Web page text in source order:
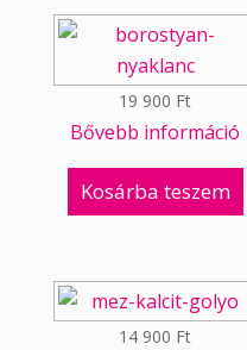
19 900 Ft
Bővebb információ
Kosárba teszem
14 900 Ft